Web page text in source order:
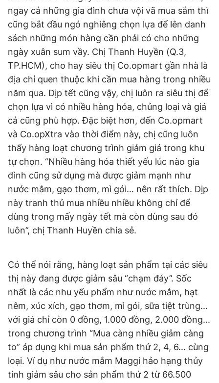
ngay cả những gia đình chưa vội vã mua sắm thì
cũng bắt đầu ngó nghiêng chọn lựa để lên danh
sách những món hàng cần phải có cho những
ngày xuân sum vầy. Chị Thanh Huyền (Q.3,
TP.HCM), cho hay siêu thị Co.opmart gần nhà là
địa chỉ quen thuộc khi cần mua hàng trong nhiều
năm qua. Dịp tết cũng vậy, chị luôn ra siêu thị để
chọn lựa vì có nhiều hàng hóa, chủng loại và giá
cả cũng phù hợp. Đặc biệt hơn, đến Co.opmart
và Co.opXtra vào thời điểm này, chị cũng luôn
thấy hàng loạt chương trình giảm giá trong khu
tự chọn. “Nhiều hàng hóa thiết yếu lúc nào gia
đình cũng sử dụng mà được giảm mạnh như
nước mắm, gạo thơm, mì gói… nên rất thích. Dịp
này tranh thủ mua nhiều nhiều không chỉ để
dùng trong mấy ngày tết mà còn dùng sau đó
luôn”, chị Thanh Huyền chia sẻ.
Có thể nói rằng, hàng loạt sản phẩm tại các siêu
thị này đang được giảm sâu “chạm đáy”. Sốc
nhất là các nhu yếu phẩm như nước mắm, hạt
nêm, xúc xích, gạo thơm, mì gói, sữa tiệt trùng...
với giá chỉ còn 0 đồng, 1.000 đồng, 2.000 đồng...
trong chương trình “Mua càng nhiều giảm càng
to” áp dụng khi mua sản phẩm thứ 2, 4, 6... cùng
loại. Ví dụ như nước mắm Maggi hảo hạng thủy
tinh giảm sâu cho sản phẩm thứ 2 từ 66.500